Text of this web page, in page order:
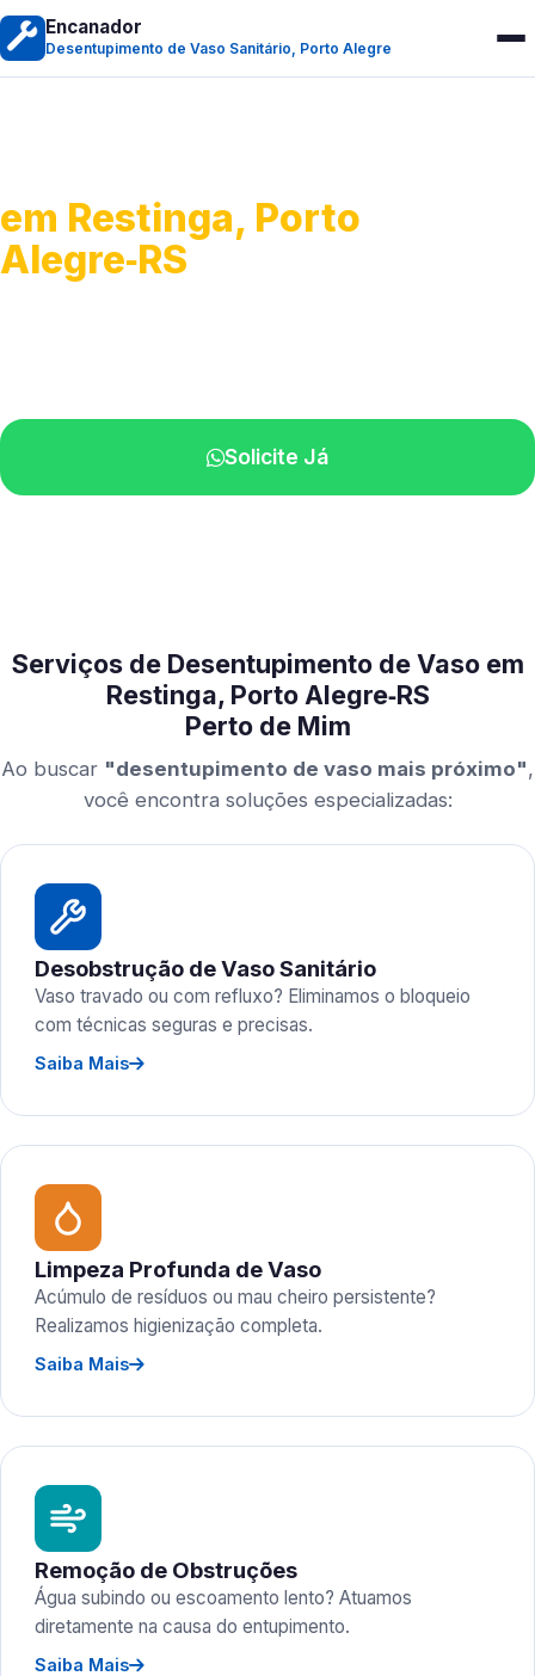
Encanador
Desentupimento de Vaso Sanitário, Porto Alegre
em Restinga, Porto
Alegre‑RS
Solicite Já
Serviços de Desentupimento de Vaso em
Restinga, Porto Alegre‑RS
Perto de Mim
Ao buscar "desentupimento de vaso mais próximo",
você encontra soluções especializadas:
Desobstrução de Vaso Sanitário
Vaso travado ou com refluxo? Eliminamos o bloqueio
com técnicas seguras e precisas.
Saiba Mais
Limpeza Profunda de Vaso
Acúmulo de resíduos ou mau cheiro persistente?
Realizamos higienização completa.
Saiba Mais
Remoção de Obstruções
Água subindo ou escoamento lento? Atuamos
diretamente na causa do entupimento.
Saiba Mais